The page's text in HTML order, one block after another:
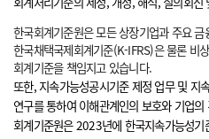
회계처리기준의 제정, 개정, 해석, 질의회신
한국회계기준원은 모든 상장기업과 주요 금
한국채택국제회계기준(K-IFRS)은 물론 비
회계기준을 책임지고 있습니다.
또한, 지속가능성공시기준 제정 업무 및 지
연구를 통하여 이해관계인의 보호와 기업
회계기준원은 2023년에 한국지속가능성기